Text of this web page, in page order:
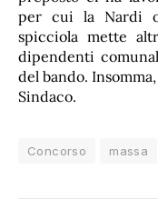
per cui la Nardi
spicciola mette
dipendenti
del bando.
Sindaco.
Concorso massa